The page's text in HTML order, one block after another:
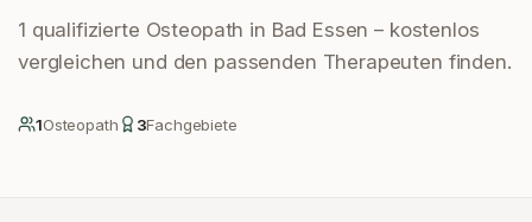
1 qualifizierte Osteopath in Bad Essen – kostenlos
vergleichen und den passenden Therapeuten finden.
1Osteopath 3Fachgebiete